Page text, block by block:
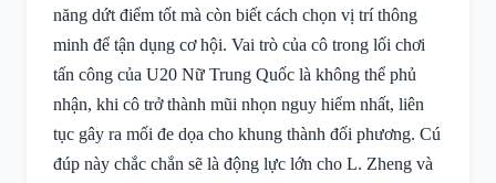
năng dứt điểm tốt mà còn biết cách chọn vị trí thông
minh để tận dụng cơ hội. Vai trò của cô trong lối chơi
tấn công của U20 Nữ Trung Quốc là không thể phủ
nhận, khi cô trở thành mũi nhọn nguy hiểm nhất, liên
tục gây ra mối đe dọa cho khung thành đối phương. Cú
đúp này chắc chắn sẽ là động lực lớn cho L. Zheng và